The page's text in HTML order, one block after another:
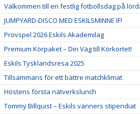
Välkommen till en festlig fotbollsdag på
JUMPYARD-DISCO MED ESKILSMINNE IF!
Provspel 2026 Eskils Akademilag
Premium Körpaket – Din Väg till Körkortet!
Eskils Tysklandsresa 2025
Tillsammans för ett bättre matchklimat
Höstens första nätverkslunch
Tommy Billquist – Eskils vänners stipendiat